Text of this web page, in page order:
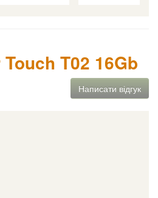
T02 16Gb
Написати відгук